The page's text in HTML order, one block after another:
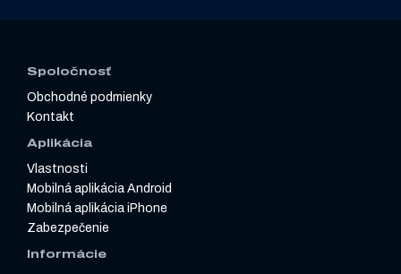
Spoločnosť
Obchodné podmienky
Kontakt
Aplikácia
Vlastnosti
Mobilná aplikácia Android
Mobilná aplikácia iPhone
Zabezpečenie
Informácie